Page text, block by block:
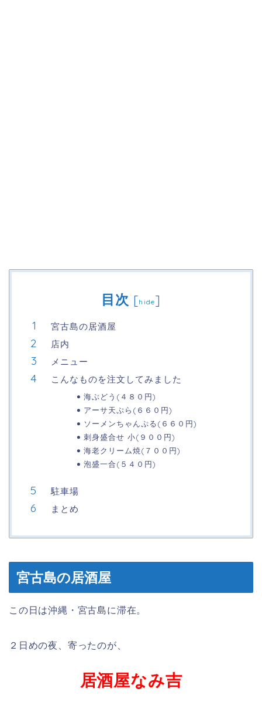
目次 [hide]
宮古島の居酒屋
店内
メニュー
こんなものを注文してみました
海ぶどう(４８０円)
アーサ天ぷら(６６０円)
ソーメンちゃんぷる(６６０円)
刺身盛合せ 小(９００円)
海老クリーム焼(７００円)
泡盛一合(５４０円)
駐車場
まとめ
宮古島の居酒屋
この日は沖縄・宮古島に滞在。
２日めの夜、寄ったのが、
居酒屋なみ吉